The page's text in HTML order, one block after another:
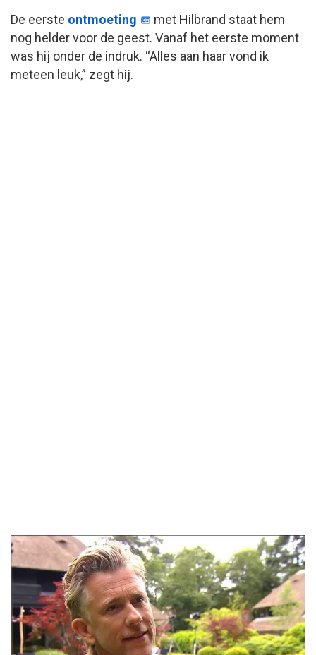
De eerste ontmoeting
met Hilbrand staat hem
nog helder voor de geest. Vanaf het eerste moment
was hij onder de indruk. “Alles aan haar vond ik
meteen leuk,” zegt hij.